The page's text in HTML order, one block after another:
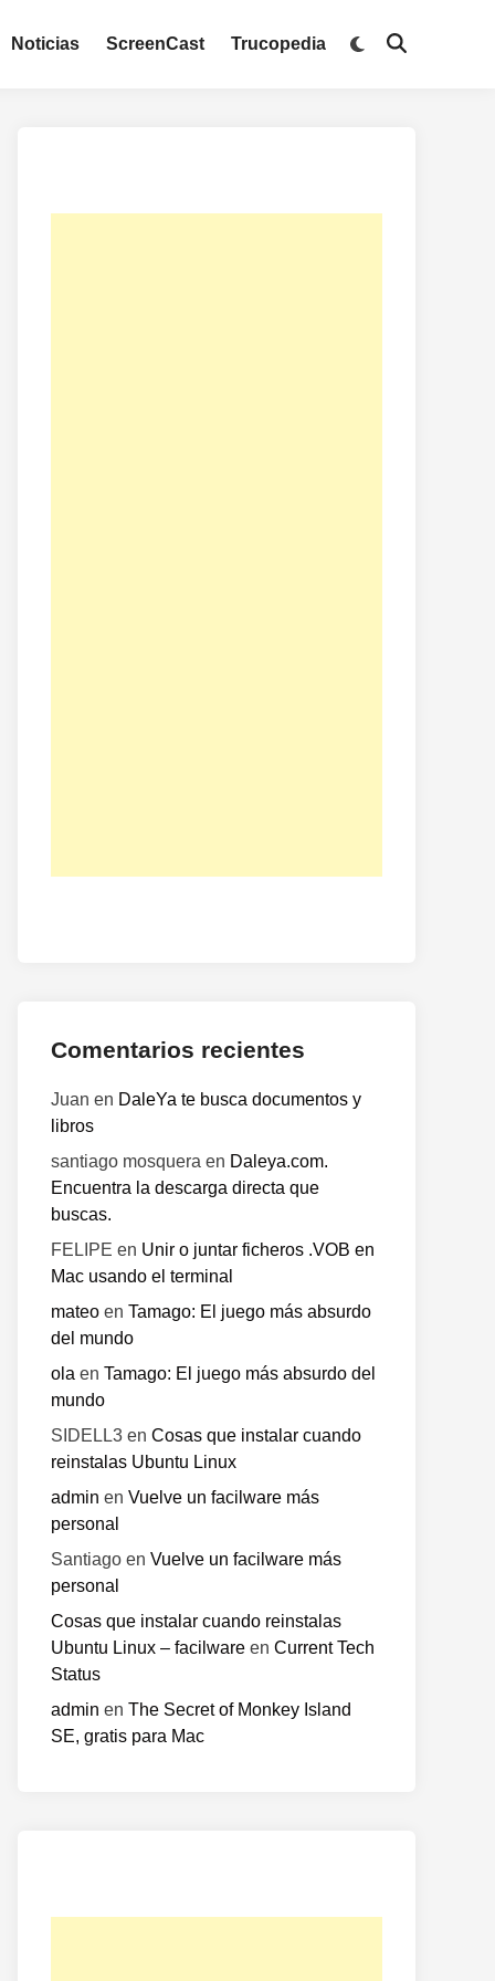
Noticias ScreenCast Trucopedia
Comentarios recientes
Juan en DaleYa te busca documentos y
libros
santiago mosquera en Daleya.com.
Encuentra la descarga directa que
buscas.
FELIPE en Unir o juntar ficheros .VOB en
Mac usando el terminal
mateo en Tamago: El juego más absurdo
del mundo
ola en Tamago: El juego más absurdo del
mundo
SIDELL3 en Cosas que instalar cuando
reinstalas Ubuntu Linux
admin en Vuelve un facilware más
personal
Santiago en Vuelve un facilware más
personal
Cosas que instalar cuando reinstalas
Ubuntu Linux – facilware en Current Tech
Status
admin en The Secret of Monkey Island
SE, gratis para Mac